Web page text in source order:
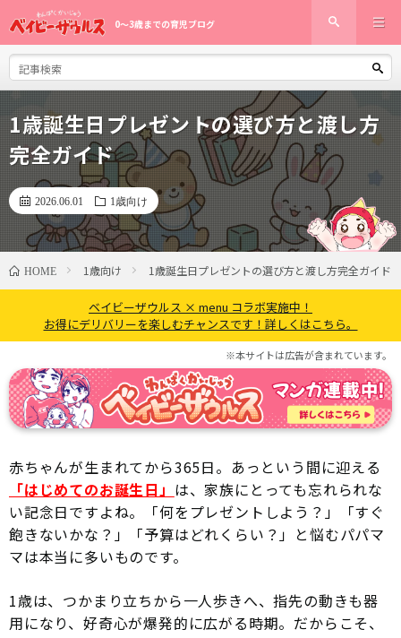
0〜3歳までの育児ブログ
1歳誕生日プレゼントの選び方と渡し方
完全ガイド
2026.06.01 1歳向け
HOME 1歳向け 1歳誕生日プレゼントの選び方と渡し方完全ガイド
ベイビーザウルス × menu コラボ実施中！
お得にデリバリーを楽しむチャンスです！詳しくはこちら。
※本サイトは広告が含まれています。
赤ちゃんが生まれてから365日。あっという間に迎える
「はじめてのお誕生日」 は、家族にとっても忘れられな
い記念日ですよね。「何をプレゼントしよう？」「すぐ
飽きないかな？」「予算はどれくらい？」と悩むパパマ
マは本当に多いものです。
1歳は、つかまり立ちから一人歩きへ、指先の動きも器
用になり、好奇心が爆発的に広がる時期。だからこそ、